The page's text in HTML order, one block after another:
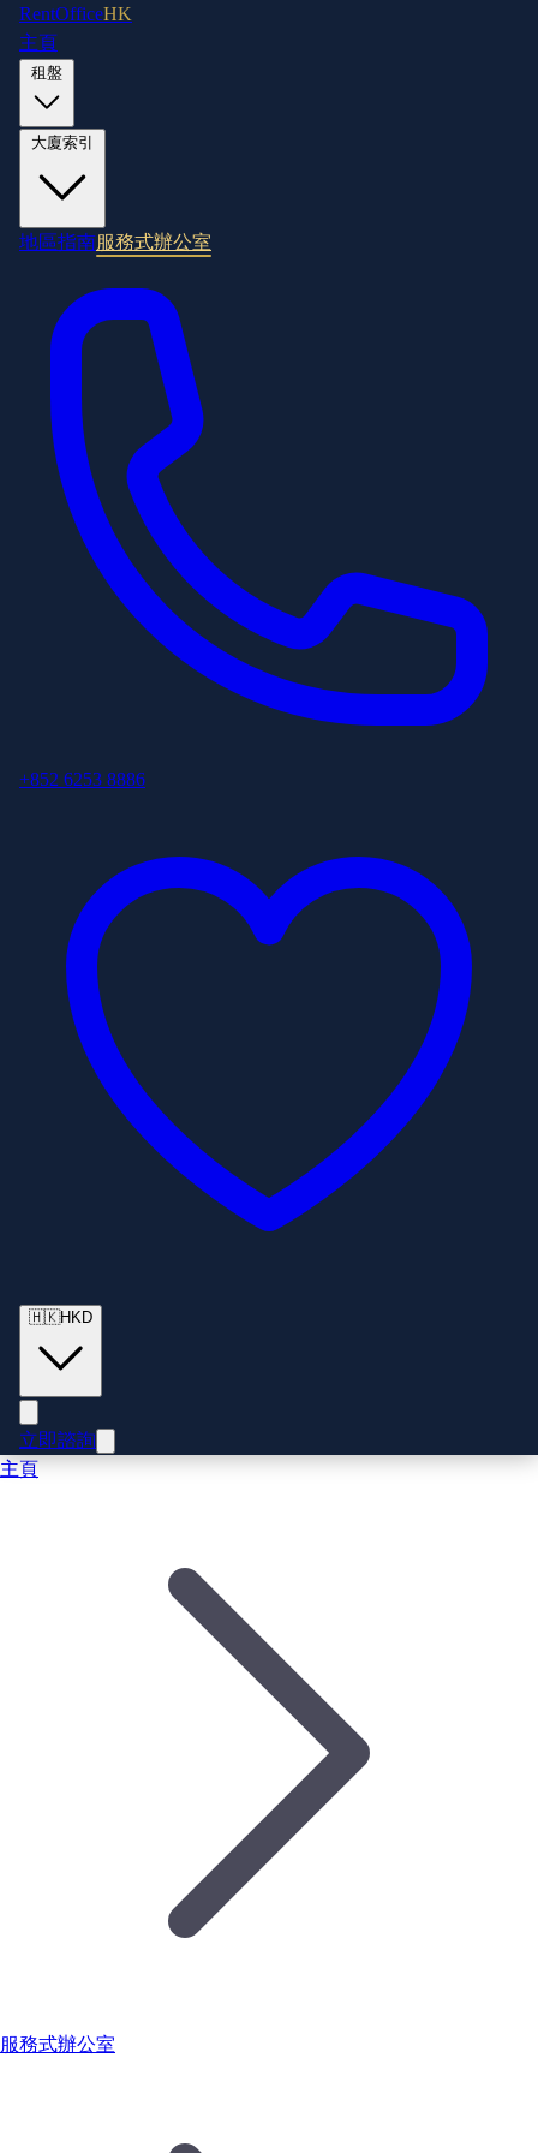
RentOfficeHK
主頁
地區指南服務式辦公室
+852 6253 8886
🇭🇰HKD
立即諮詢
主頁
服務式辦公室